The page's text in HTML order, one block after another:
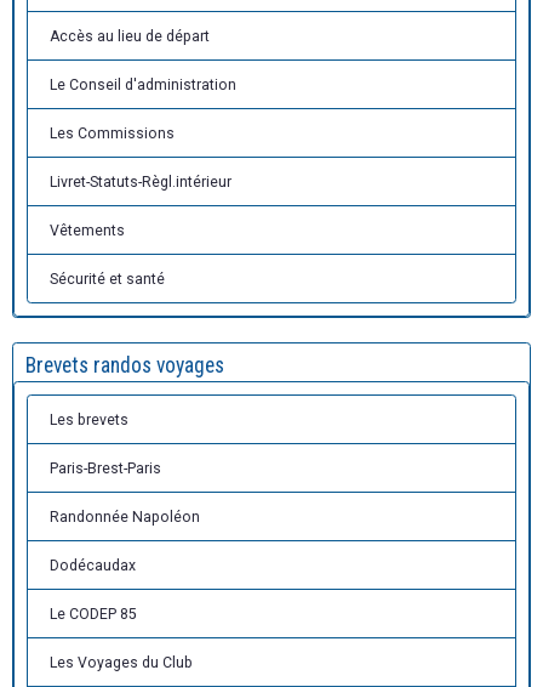
Accès au lieu de départ
Le Conseil d'administration
Les Commissions
Livret-Statuts-Règl.intérieur
Vêtements
Sécurité et santé
Brevets randos voyages
Les brevets
Paris-Brest-Paris
Randonnée Napoléon
Dodécaudax
Le CODEP 85
Les Voyages du Club